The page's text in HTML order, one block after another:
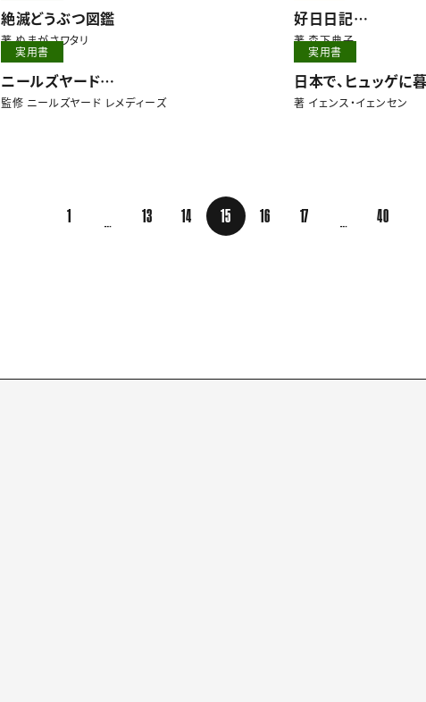
絶滅どうぶつ図鑑
著 ぬまがさワタリ
好日日記
季節のように生きる
著 森下典子
実用書
ニールズヤード
12星座のアロマレシピ
監修 ニールズヤード レメディーズ
実用書
日本で、ヒュッゲに
著 イェンス・イェンセン
1 13 14 15 16 17 40